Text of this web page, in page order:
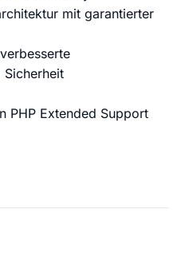
mit garantierter
Sicherheit
PHP Extended Support